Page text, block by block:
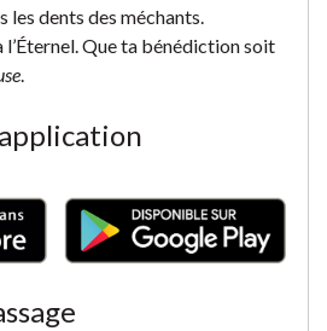
les dents des méchants.
l’Éternel. Que ta bénédiction soit